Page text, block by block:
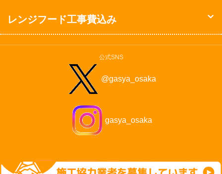
レンジフード工事費込み
公式SNS
@gasya_osaka
gasya_osaka